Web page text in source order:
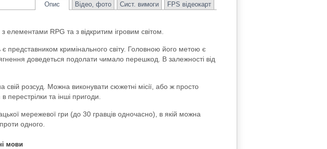
Опис Відео, фото Сист. вимоги FPS відеокарт
RPG та з відкритим ігровим світом.
представником кримінального світу. Головною його метою є
доведеться подолати чимало перешкод. В залежності від
свій розсуд. Можна виконувати сюжетні місії, або ж просто
та інші пригоди.
мережевої гри (до 30 гравців одночасно), в якій можна
одного.
мови